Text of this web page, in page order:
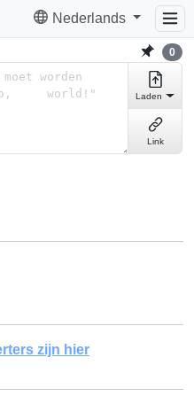
Nederlands
0
Laden
Link
zijn hier